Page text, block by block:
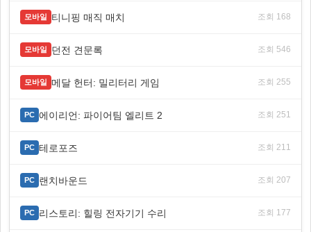
모바일 티니핑 매직 매치 조회 168
모바일 던전 견문록 조회 546
모바일 메달 헌터: 밀리터리 게임 조회 255
PC 에이리언: 파이어팀 엘리트 2 조회 251
PC 테로포즈 조회 211
PC 랜치바운드 조회 207
PC 리스토리: 힐링 전자기기 수리 조회 177